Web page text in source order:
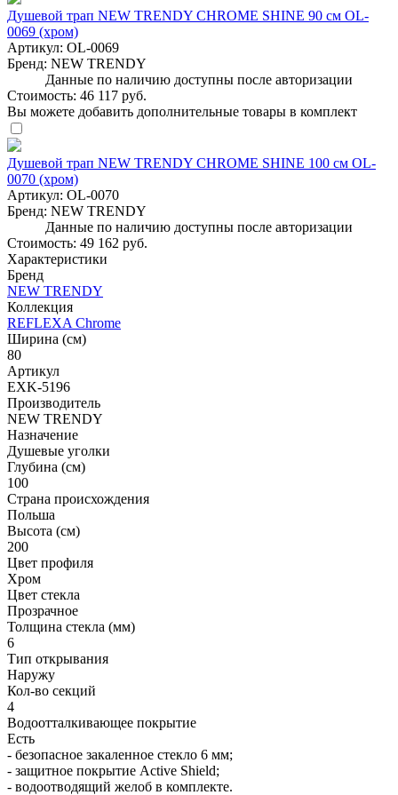
Душевой трап NEW TRENDY CHROME SHINE 90 см OL-
0069 (хром)
Артикул: OL-0069
Бренд: NEW TRENDY
Данные по наличию доступны после авторизации
Стоимость: 46 117 руб.
Вы можете добавить дополнительные товары в комплект
Душевой трап NEW TRENDY CHROME SHINE 100 см OL-
0070 (хром)
Артикул: OL-0070
Бренд: NEW TRENDY
Данные по наличию доступны после авторизации
Стоимость: 49 162 руб.
Характеристики
Бренд
NEW TRENDY
Коллекция
REFLEXA Chrome
Ширина (см)
80
Артикул
EXK-5196
Производитель
NEW TRENDY
Назначение
Душевые уголки
Глубина (см)
100
Страна происхождения
Польша
Высота (см)
200
Цвет профиля
Хром
Цвет стекла
Прозрачное
Толщина стекла (мм)
6
Тип открывания
Наружу
Кол-во секций
4
Водоотталкивающее покрытие
Есть
- безопасное закаленное стекло 6 мм;
- защитное покрытие Active Shield;
- водоотводящий желоб в комплекте.